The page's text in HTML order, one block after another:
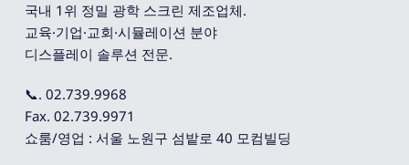
국내 1위 정밀 광학 스크린 제조업체.
교육·기업·교회·시뮬레이션 분야
디스플레이 솔루션 전문.
📞. 02.739.9968
Fax. 02.739.9971
쇼룸/영업 : 서울 노원구 섬밭로 40 모컴빌딩